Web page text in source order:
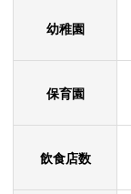
幼稚園
保育園
飲食店数